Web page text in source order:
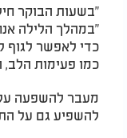
"בשעות הבוקר
"במהלך הלילה
כדי לאפשר לגוף
כמו פעימות הלב,
מעבר להשפעה
להשפיע גם על